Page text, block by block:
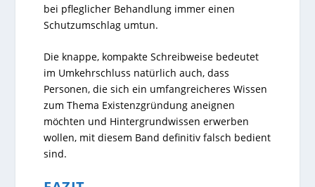
bei pfleglicher Behandlung immer einen
Schutzumschlag umtun.
Die knappe, kompakte Schreibweise bedeutet
im Umkehrschluss natürlich auch, dass
Personen, die sich ein umfangreicheres Wissen
zum Thema Existenzgründung aneignen
möchten und Hintergrundwissen erwerben
wollen, mit diesem Band definitiv falsch bedient
sind.